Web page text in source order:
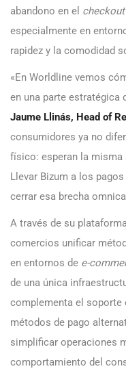
abandono en el checkout
especialmente en
rapidez y la comodidad
«En Worldline vemos
en una parte estratégica
Jaume Llinás, Head of
consumidores ya no
físico: esperan la
Llevar Bizum a los
cerrar esa brecha
A través de su
comercios unificar
en entornos de e-
de una única
complementa el soporte
métodos de pago
simplificar operaciones
comportamiento del